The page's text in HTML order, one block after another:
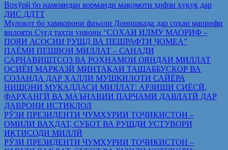
Вохўрӣ бо намояндаи корманди мақомоти ҳифзи ҳуқуқ дар
ДИС ДДТТ
Мулоқот бо ҳамкорони фаъоли Донишкада дар соҳаи маорифи
вилояти Суғд таҳти унвони “СОҲАИ ИЛМУ МАОРИФ –
ПОЯИ АСОСИИ РУШД ВА ПЕШРАФТИ ҶОМЕА”
ПАЁМИ ПЕШВОИ МИЛЛАТ – САНАДИ
САРНАВИШТСОЗ ВА РОҲНАМОИ ОЯНДАИ МИЛЛАТ
ОСИЁИ МАРКАЗӢ МИНТАҚАИ ТАШАББУСКОР ВА
СОЗАНДА ДАР ҲАЛЛИ МУШКИЛОТИ САЙЁРА
НИШОНИ МУҚАДДАСИ МИЛЛАТ: АРЗИШИ СИЁСӢ,
ФАРҲАНГӢ ВА МАЪНАВИИ ПАРЧАМИ ДАВЛАТӢ ДАР
ДАВРОНИ ИСТИҚЛОЛ
РӮЗИ ПРЕЗИДЕНТИ ҶУМҲУРИИ ТОҶИКИСТОН –
ОМИЛИ ВАҲДАТ, СУБОТ ВА РУШДИ УСТУВОРИ
ИҚТИСОДИ МИЛЛӢ
РӮЗИ ПРЕЗИДЕНТИ ҶУМҲУРИИ ТОҶИКИСТОН –